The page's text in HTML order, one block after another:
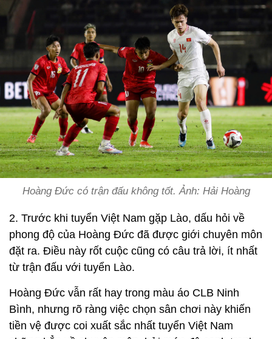
Hoàng Đức có trận đấu không tốt. Ảnh: Hải Hoàng
2. Trước khi tuyển Việt Nam gặp Lào, dấu hỏi về
phong độ của Hoàng Đức đã được giới chuyên môn
đặt ra. Điều này rốt cuộc cũng có câu trả lời, ít nhất
từ trận đấu với tuyển Lào.
Hoàng Đức vẫn rất hay trong màu áo CLB Ninh
Bình, nhưng rõ ràng việc chọn sân chơi này khiến
tiền vệ được coi xuất sắc nhất tuyển Việt Nam